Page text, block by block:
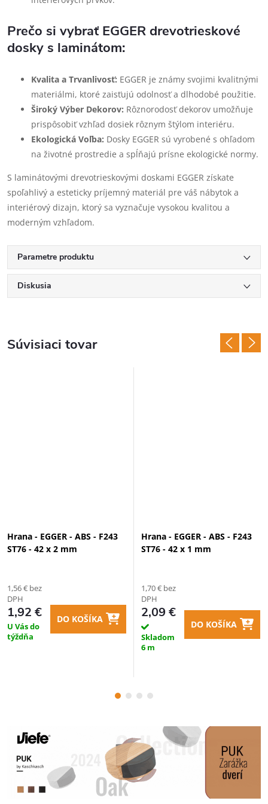
Prečo si vybrať EGGER drevotrieskové
dosky s laminátom:
Kvalita a Trvanlivosť: EGGER je známy svojimi kvalitnými
materiálmi, ktoré zaisťujú odolnosť a dlhodobé použitie.
Široký Výber Dekorov: Rôznorodosť dekorov umožňuje
prispôsobiť vzhľad dosiek rôznym štýlom interiéru.
Ekologická Voľba: Dosky EGGER sú vyrobené s ohľadom
na životné prostredie a spĺňajú prísne ekologické normy.
S laminátovými drevotrieskovými doskami EGGER získate
spoľahlivý a esteticky príjemný materiál pre váš nábytok a
interiérový dizajn, ktorý sa vyznačuje vysokou kvalitou a
moderným vzhľadom.
Parametre produktu
Diskusia
Súvisiaci tovar
Hrana - EGGER - ABS - F243
ST76 - 42 x 2 mm
1,56 € bez
DPH
1,92 €
U Vás do
týždňa
DO KOŠÍKA
Hrana - EGGER - ABS - F243
ST76 - 42 x 1 mm
1,70 € bez
DPH
2,09 €
Skladom
6 m
DO KOŠÍKA